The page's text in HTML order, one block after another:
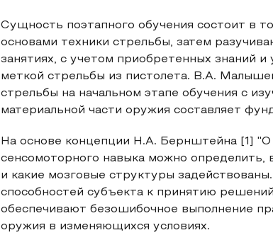
Сущность поэтапного обучения состоит в
основами техники стрельбы, затем
занятиях, с учетом приобретенных знаний
меткой стрельбы из пистолета. В.А.
стрельбы на начальном этапе обучения с
материальной части оружия составляет
На основе концепции Н.А. Бернштейна [1]
сенсомоторного навыка можно
и какие мозговые структуры
способностей субъекта к принятию
обеспечивают безошибочное выполнение
оружия в изменяющихся условиях.